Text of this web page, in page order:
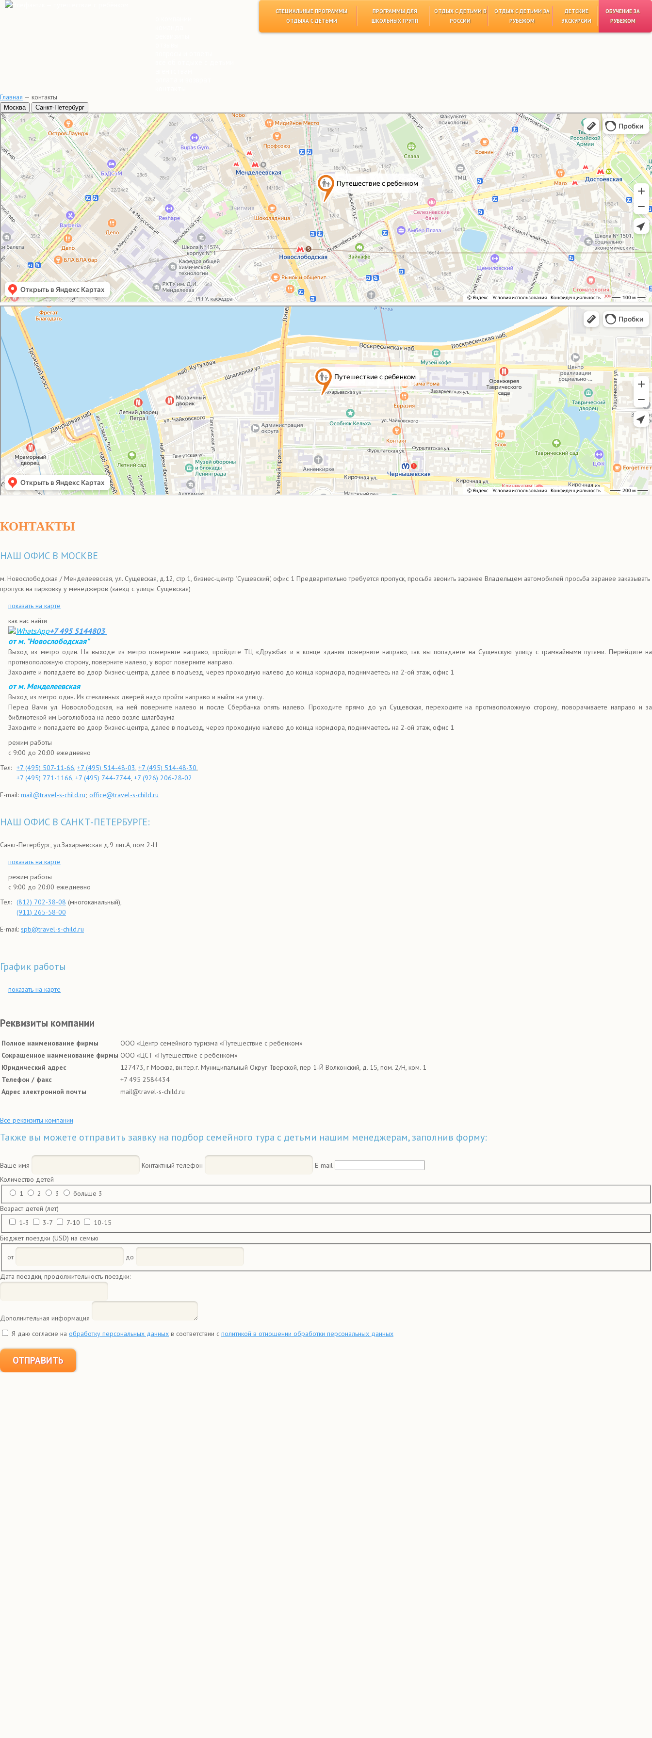
СПЕЦИАЛЬНЫЕ ПРОГРАММЫ
ОТДЫХА С ДЕТЬМИ
ПРОГРАММЫ ДЛЯ
ШКОЛЬНЫХ ГРУПП
ОТДЫХ С ДЕТЬМИ В
РОССИИ
ОТДЫХ С ДЕТЬМИ ЗА
РУБЕЖОМ
ДЕТСКИЕ
ЭКСКУРСИИ
ОБУЧЕНИЕ ЗА
РУБЕЖОМ
Главная — контакты
Москва Санкт-Петербург
КОНТАКТЫ
НАШ ОФИС В МОСКВЕ
м. Новослободская / Менделеевская, ул. Сущевская, д.12, стр.1, бизнес-центр "Сущевский", офис 1 Предварительно требуется пропуск, просьба звонить заранее Владельцем автомобилей просьба заранее заказывать
пропуск на парковку у менеджеров (заезд с улицы Сущевская)
показать на карте
как нас найти
+7 495 5144803
от м. "Новослободская"
Выход из метро один. На выходе из метро поверните направо, пройдите ТЦ «Дружба» и в конце здания поверните направо, так вы попадаете на Сущевскую улицу с трамвайными путями. Перейдите на
противоположную сторону, поверните налево, у ворот поверните направо.
Заходите и попадаете во двор бизнес-центра, далее в подъезд, через проходную налево до конца коридора, поднимаетесь на 2-ой этаж, офис 1
от м. Менделеевская
Выход из метро один. Из стеклянных дверей надо пройти направо и выйти на улицу.
Перед Вами ул. Новослободская, на ней поверните налево и после Сбербанка опять налево. Проходите прямо до ул Сущевская, переходите на противоположную сторону, поворачиваете направо и за
библиотекой им Боголюбова на лево возле шлагбаума
Заходите и попадаете во двор бизнес-центра, далее в подъезд, через проходную налево до конца коридора, поднимаетесь на 2-ой этаж, офис 1
режим работы
с 9:00 до 20:00 ежедневно
Тел: +7 (495) 507-11-66, +7 (495) 514-48-03, +7 (495) 514-48-30,
+7 (495) 771-1166, +7 (495) 744-7744, +7 (926) 206-28-02
E-mail: mail@travel-s-child.ru; office@travel-s-child.ru
НАШ ОФИС В САНКТ-ПЕТЕРБУРГЕ:
Санкт-Петербург, ул.Захарьевская д.9 лит.А, пом 2-H
показать на карте
режим работы
с 9:00 до 20:00 ежедневно
Тел: (812) 702-38-08 (многоканальный),
(911) 265-58-00
E-mail: spb@travel-s-child.ru
График работы
показать на карте
Реквизиты компании
Полное наименование фирмы
ООО «Центр семейного туризма «Путешествие с ребенком»
Сокращенное наименование фирмы ООО «ЦСТ «Путешествие с ребенком»
Юридический адрес
127473, г Москва, вн.тер.г. Муниципальный Округ Тверской, пер 1-Й Волконский, д. 15, пом. 2/Н, ком. 1
Телефон / факс
+7 495 2584434
Адрес электронной почты
mail@travel-s-child.ru
Все реквизиты компании
Также вы можете отправить заявку на подбор семейного тура с детьми нашим менеджерам, заполнив форму:
Ваше имя Контактный телефон
E-mail
Количество детей
1
2 3
больше 3
Возраст детей (лет)
1-3
3-7 7-10
10-15
Бюджет поездки (USD) на семью
от до
Дата поездки, продолжительность поездки:
Дополнительная информация
Я даю согласие на обработку персональных данных в соответствии с политикой в отношении обработки персональных данных
ОТПРАВИТЬ